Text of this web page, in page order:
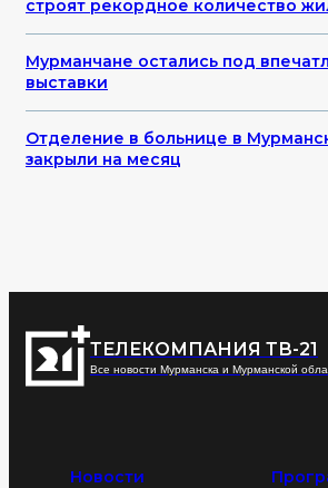
строят рекордное количество
Мурманчане остались под
выставки
Отделение в больнице в
закрыли на месяц
ТЕЛЕКОМПАНИЯ ТВ-21
Все новости Мурманска и Мурманской
Новости